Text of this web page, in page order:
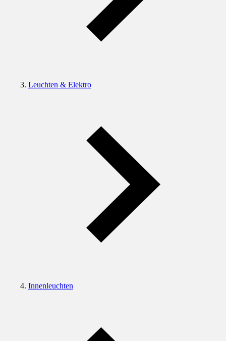
Leuchten & Elektro
Innenleuchten